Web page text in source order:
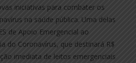
iniciativas para combater os
na saúde pública. Uma delas
de Apoio Emergencial ao
do Coronavírus, que destinará R$
imediata de leitos emergenciais